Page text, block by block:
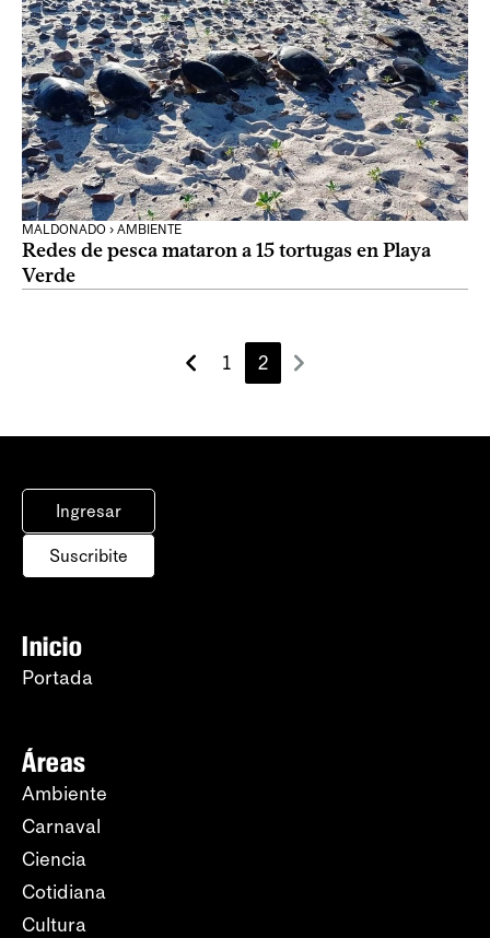
MALDONADO › AMBIENTE
Redes de pesca mataron a 15 tortugas en Playa
Verde
1 2
Ingresar
Suscribite
Inicio
Portada
Áreas
Ambiente
Carnaval
Ciencia
Cotidiana
Cultura